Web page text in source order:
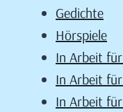
Gedichte
Hörspiele
In Arbeit
In Arbeit
In Arbeit